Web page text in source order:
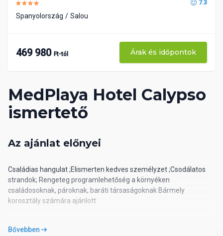
MedPlaya Hotel Calypso
ismertető
Az ajánlat előnyei
Családias hangulat ;Elismerten kedves személyzet ;Csodálatos
strandok; Rengeteg programlehetőség a környéken
családosoknak, pároknak, baráti társaságoknak Bármely
korosztály számára ajánlott
Az ár tartalmazza
Bővebben
7.3
Spanyolország Salou
469 980 Ft-tól Árak és időpontok